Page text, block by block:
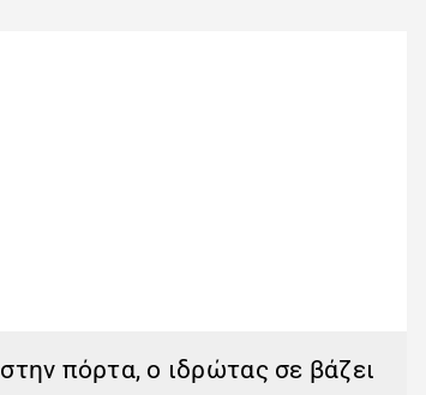
πόρτα, ο ιδρώτας σε βάζει